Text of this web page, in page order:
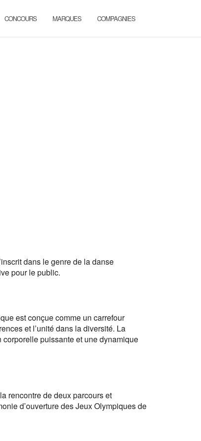
CONCOURS MARQUES COMPAGNIES
dans le genre de la danse
pour le public.
est conçue comme un carrefour
et l’unité dans la diversité. La
puissante et une dynamique
rencontre de deux parcours et
d’ouverture des Jeux Olympiques de